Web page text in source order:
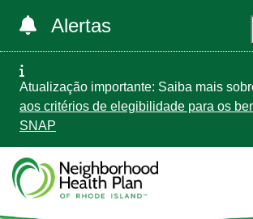
Alertas
Atualização importante: Saiba mais
aos critérios de elegibilidade para os
SNAP